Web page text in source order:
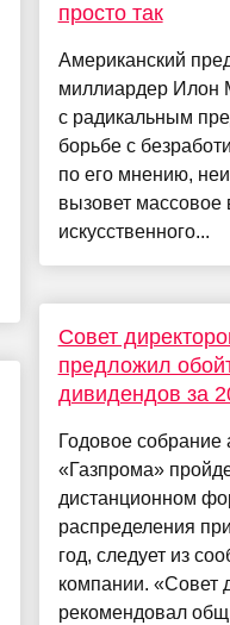
просто так
Американский
миллиардер Илон
с радикальным
борьбе с
по его мнению,
вызовет массовое
искусственного...
Совет
предложил
дивидендов за
Годовое собрание
«Газпрома»
дистанционном
распределения
год, следует из
компании. «Совет
рекомендовал